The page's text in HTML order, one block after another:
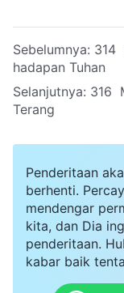
Sebelumnya: 314
hadapan Tuhan
Selanjutnya: 316
Terang
Penderitaan
berhenti.
mendengar
kita, dan Dia
penderitaan.
kabar baik